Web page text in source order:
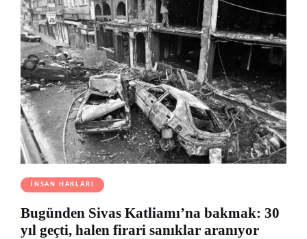
İNSAN HAKLARI
Bugünden Sivas Katliamı’na bakmak: 30
yıl geçti, halen firari sanıklar aranıyor